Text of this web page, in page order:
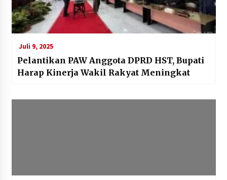
Juli 9, 2025
Pelantikan PAW Anggota DPRD HST, Bupati
Harap Kinerja Wakil Rakyat Meningkat